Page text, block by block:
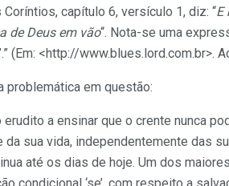
capítulo 6, versículo 1, diz: “E
de Deus em vão“. Nota-se uma
(Em: <http://www.blues.lord.com.br>.
problemática em questão:
a ensinar que o crente nunca
sua vida, independentemente das
até os dias de hoje. Um dos